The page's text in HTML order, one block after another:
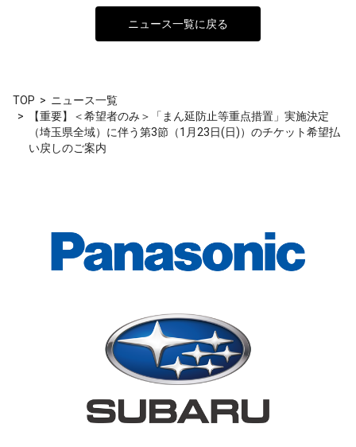
ニュース一覧に戻る
TOP
ニュース一覧
【重要】＜希望者のみ＞「まん延防止等重点措置」実施決定
（埼玉県全域）に伴う第3節（1月23日(日)）のチケット希望払
い戻しのご案内